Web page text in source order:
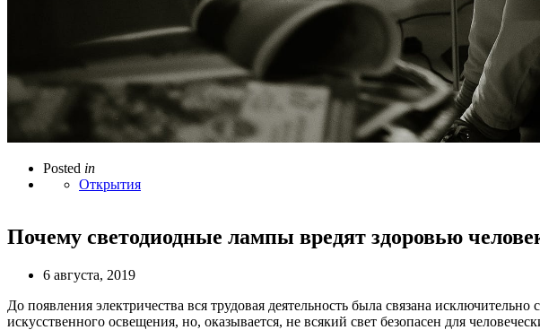
Posted in
Открытия
Почему светодиодные лампы вредят здоровью
6 августа, 2019
До появления электричества вся трудовая деятельность была связана
искусственного освещения, но, оказывается, не всякий свет безопасен для